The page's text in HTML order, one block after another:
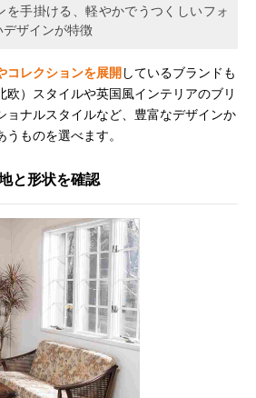
を手掛ける、軽やかでうつくしいフォ
デザインが特徴
コレクションを展開 しているブランドも
欧）スタイルや英国風インテリアのブリ
ョナルスタイルなど、豊富なデザインか
ものを選べます。
と形状を確認